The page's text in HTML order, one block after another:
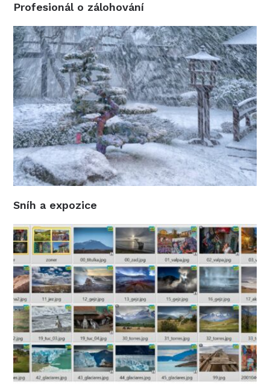
Profesionál o zálohování
Sníh a expozice